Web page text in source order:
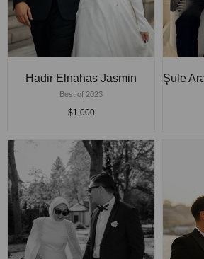
Hadir Elnahas Jasmin
Best of 2023
$1,000